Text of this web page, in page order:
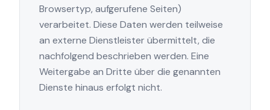
Browsertyp, aufgerufene Seiten)
verarbeitet. Diese Daten werden teilweise
an externe Dienstleister übermittelt, die
nachfolgend beschrieben werden. Eine
Weitergabe an Dritte über die genannten
Dienste hinaus erfolgt nicht.